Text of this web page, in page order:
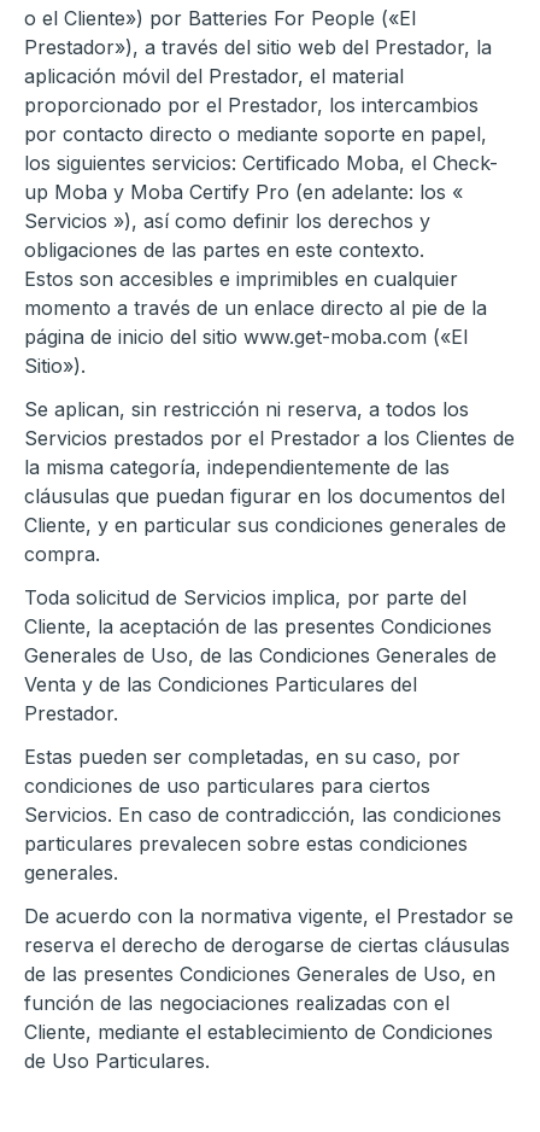
o el Cliente») por Batteries For People («El
Prestador»), a través del sitio web del Prestador, la
aplicación móvil del Prestador, el material
proporcionado por el Prestador, los intercambios
por contacto directo o mediante soporte en papel,
los siguientes servicios: Certificado Moba, el Check-
up Moba y Moba Certify Pro (en adelante: los «
Servicios »), así como definir los derechos y
obligaciones de las partes en este contexto.
Estos son accesibles e imprimibles en cualquier
momento a través de un enlace directo al pie de la
página de inicio del sitio www.get-moba.com («El
Sitio»).
Se aplican, sin restricción ni reserva, a todos los
Servicios prestados por el Prestador a los Clientes de
la misma categoría, independientemente de las
cláusulas que puedan figurar en los documentos del
Cliente, y en particular sus condiciones generales de
compra.
Toda solicitud de Servicios implica, por parte del
Cliente, la aceptación de las presentes Condiciones
Generales de Uso, de las Condiciones Generales de
Venta y de las Condiciones Particulares del
Prestador.
Estas pueden ser completadas, en su caso, por
condiciones de uso particulares para ciertos
Servicios. En caso de contradicción, las condiciones
particulares prevalecen sobre estas condiciones
generales.
De acuerdo con la normativa vigente, el Prestador se
reserva el derecho de derogarse de ciertas cláusulas
de las presentes Condiciones Generales de Uso, en
función de las negociaciones realizadas con el
Cliente, mediante el establecimiento de Condiciones
de Uso Particulares.